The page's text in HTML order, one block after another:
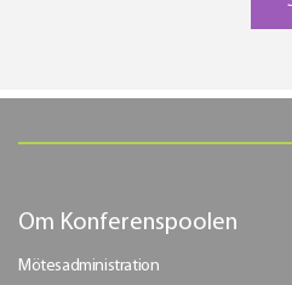
Om Konferenspoolen
Mötesadministration